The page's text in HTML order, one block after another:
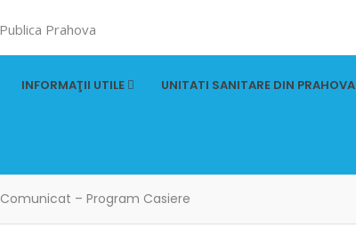
INFORMAŢII UTILE UNITATI SANITARE DIN PRAHOVA
Comunicat – Program Casiere